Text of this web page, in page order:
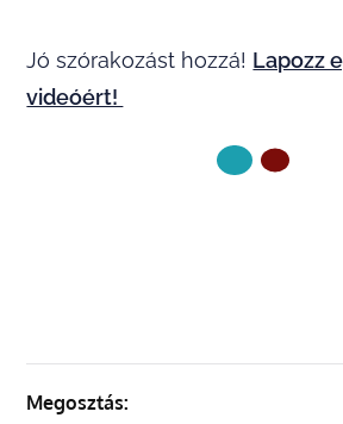
Jó szórakozást hozzá! Lapozz
videóért!
Megosztás: